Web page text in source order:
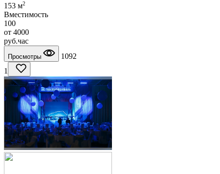
153 м2
Вместимость
100
от 4000
руб.час
Просмотры
1092
1